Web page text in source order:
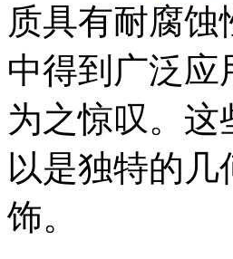
质具有耐腐
中得到广泛应
为之惊叹。
以是独特的
饰。